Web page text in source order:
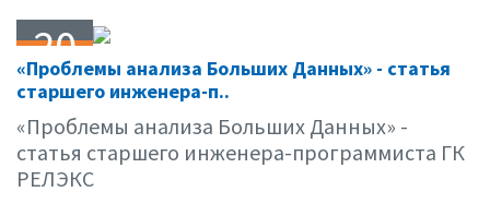
20
12.12
«Проблемы анализа Больших Данных» - статья
старшего инженера-п..
«Проблемы анализа Больших Данных» -
статья старшего инженера-программиста ГК
РЕЛЭКС